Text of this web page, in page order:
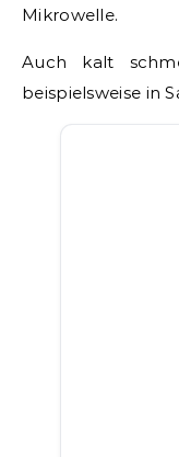
Mikrowelle.
Auch kalt
beispielsweise in